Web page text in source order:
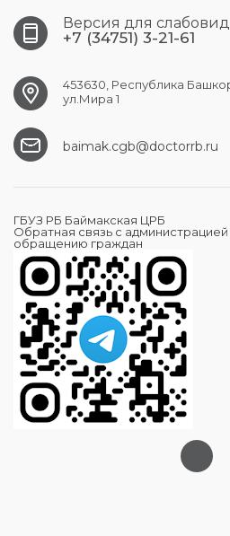
Версия для
+7 (34751) 3-21-61
453630, Республика
ул.Мира 1
baimak.cgb@doctorrb.ru
ГБУЗ РБ Баймакская ЦРБ
Обратная связь с
обращению граждан